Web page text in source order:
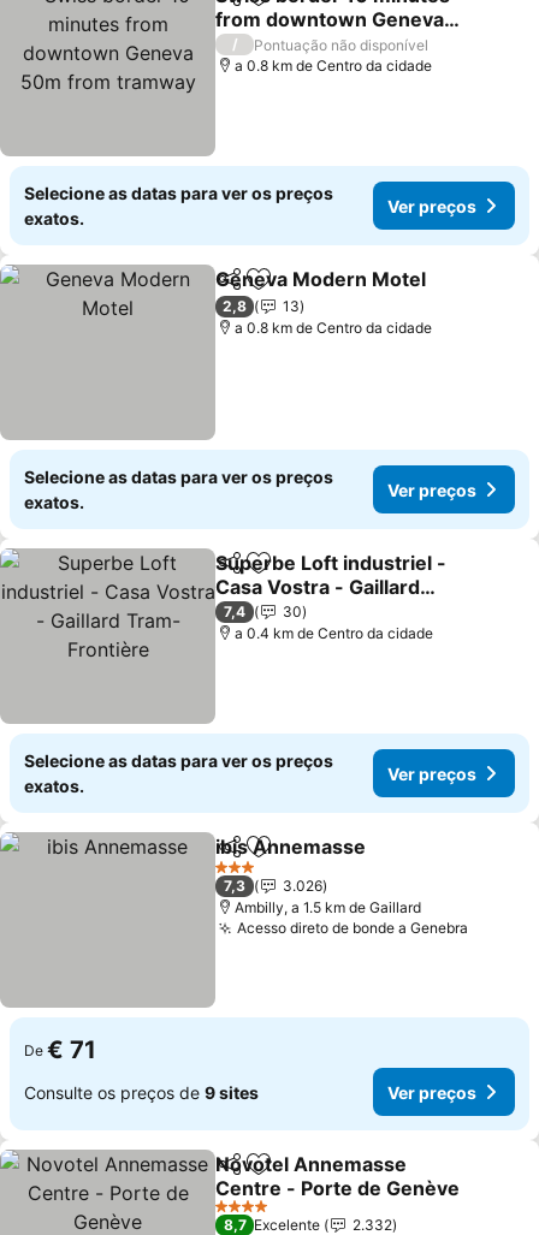
PartilharAdicionar aos favoritos
from downtown Geneva
50m from tramway
Ver preços
/
Pontuação não disponível
a 0.8 km de Centro da cidade
Selecione as datas para ver os preços
exatos.
Ver preços
PartilharAdicionar aos favoritos
Geneva Modern Motel
2,8
13
a 0.8 km de Centro da cidade
Selecione as datas para ver os preços
exatos.
Ver preços
PartilharAdicionar aos favoritos
Superbe Loft industriel -
Casa Vostra - Gaillard
Tram-Frontière
Ver preços
7,4
30
a 0.4 km de Centro da cidade
Selecione as datas para ver os preços
exatos.
Ver preços
PartilharAdicionar aos favoritos
ibis Annemasse
3 Estrelas
7,3
3.026
Ambilly, a 1.5 km de Gaillard
Acesso direto de bonde a Genebra
De € 71
Consulte os preços de 9 sites Ver preços
PartilharAdicionar aos favoritos
Novotel Annemasse
Centre - Porte de Genève
Ver preços
4 Estrelas
8,7 Excelente
2.332